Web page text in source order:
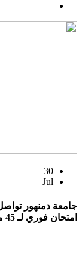
30
Jul
جامعة دمنهور
امتحان فوري لـ 45 مواطن أمي بمركز الأبعادية ب